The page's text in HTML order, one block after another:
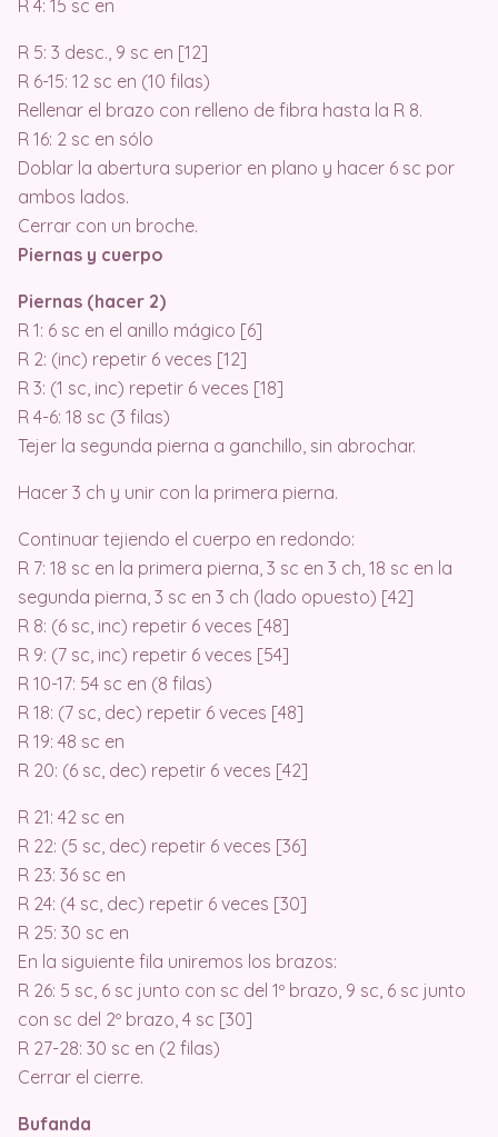
R 4: 15 sc en
R 5: 3 desc., 9 sc en [12]
R 6-15: 12 sc en (10 filas)
Rellenar el brazo con relleno de fibra hasta la R 8.
R 16: 2 sc en sólo
Doblar la abertura superior en plano y hacer 6 sc por
ambos lados.
Cerrar con un broche.
Piernas y cuerpo
Piernas (hacer 2)
R 1: 6 sc en el anillo mágico [6]
R 2: (inc) repetir 6 veces [12]
R 3: (1 sc, inc) repetir 6 veces [18]
R 4-6: 18 sc (3 filas)
Tejer la segunda pierna a ganchillo, sin abrochar.
Hacer 3 ch y unir con la primera pierna.
Continuar tejiendo el cuerpo en redondo:
R 7: 18 sc en la primera pierna, 3 sc en 3 ch, 18 sc en la
segunda pierna, 3 sc en 3 ch (lado opuesto) [42]
R 8: (6 sc, inc) repetir 6 veces [48]
R 9: (7 sc, inc) repetir 6 veces [54]
R 10-17: 54 sc en (8 filas)
R 18: (7 sc, dec) repetir 6 veces [48]
R 19: 48 sc en
R 20: (6 sc, dec) repetir 6 veces [42]
R 21: 42 sc en
R 22: (5 sc, dec) repetir 6 veces [36]
R 23: 36 sc en
R 24: (4 sc, dec) repetir 6 veces [30]
R 25: 30 sc en
En la siguiente fila uniremos los brazos:
R 26: 5 sc, 6 sc junto con sc del 1º brazo, 9 sc, 6 sc junto
con sc del 2º brazo, 4 sc [30]
R 27-28: 30 sc en (2 filas)
Cerrar el cierre.
Bufanda